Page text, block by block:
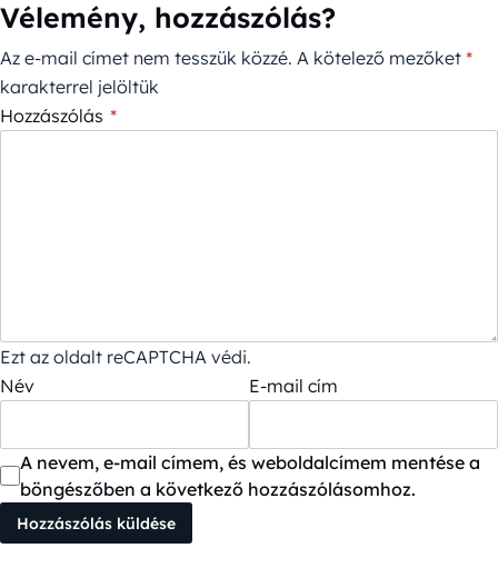
Vélemény, hozzászólás?
Az e-mail címet nem tesszük közzé. A kötelező mezőket *
karakterrel jelöltük
Hozzászólás *
Ezt az oldalt reCAPTCHA védi.
Név
E-mail cím
A nevem, e-mail címem, és weboldalcímem mentése a
böngészőben a következő hozzászólásomhoz.